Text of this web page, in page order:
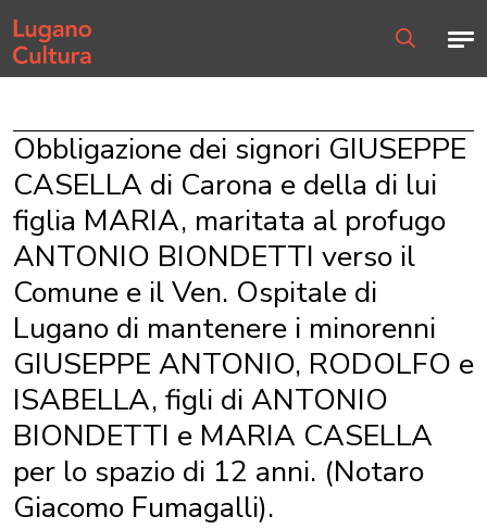
Home page
Obbligazione dei signori GIUSEPPE
CASELLA di Carona e della di lui
figlia MARIA, maritata al profugo
ANTONIO BIONDETTI verso il
Comune e il Ven. Ospitale di
Lugano di mantenere i minorenni
GIUSEPPE ANTONIO, RODOLFO e
ISABELLA, figli di ANTONIO
BIONDETTI e MARIA CASELLA
per lo spazio di 12 anni. (Notaro
Giacomo Fumagalli).